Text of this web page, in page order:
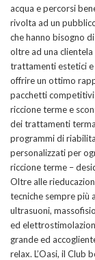
acqua e percorsi
rivolta ad un
che hanno bisogno
oltre ad una
trattamenti estetici e
offrire un ottimo
pacchetti
riccione terme e
dei trattamenti
programmi di
personalizzati per
riccione terme –
Oltre alle
tecniche sempre più
ultrasuoni,
ed
grande ed
relax. L’Oasi, il Club